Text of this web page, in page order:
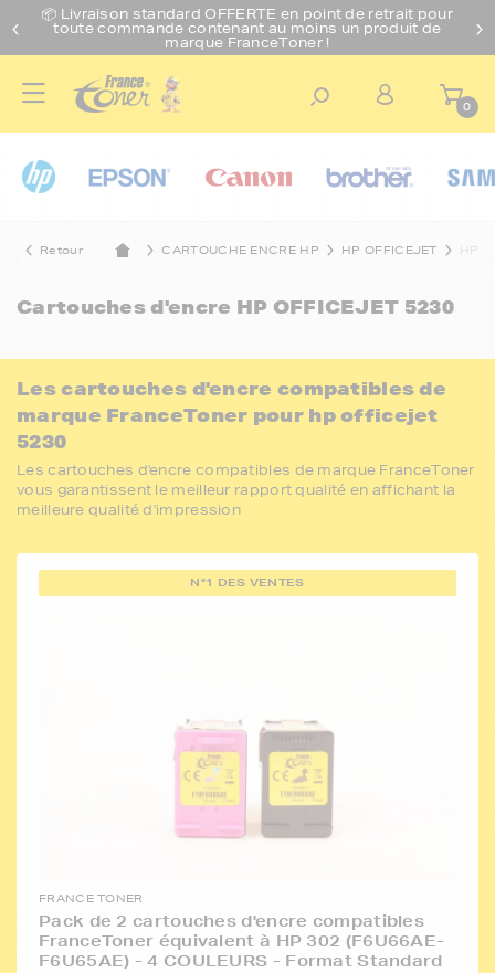
📦 Livraison standard OFFERTE en point de retrait pour
toute commande contenant au moins un produit de
marque FranceToner !
0
Retour CARTOUCHE ENCRE HP HP OFFICEJET HP
Cartouches d'encre HP OFFICEJET 5230
Les cartouches d'encre compatibles de
marque FranceToner pour hp officejet
5230
Les cartouches d'encre compatibles de marque FranceToner
vous garantissent le meilleur rapport qualité en affichant la
meilleure qualité d'impression
N°1 DES VENTES
FRANCE TONER
Pack de 2 cartouches d'encre compatibles
FranceToner équivalent à HP 302 (F6U66AE-
F6U65AE) - 4 COULEURS - Format Standard